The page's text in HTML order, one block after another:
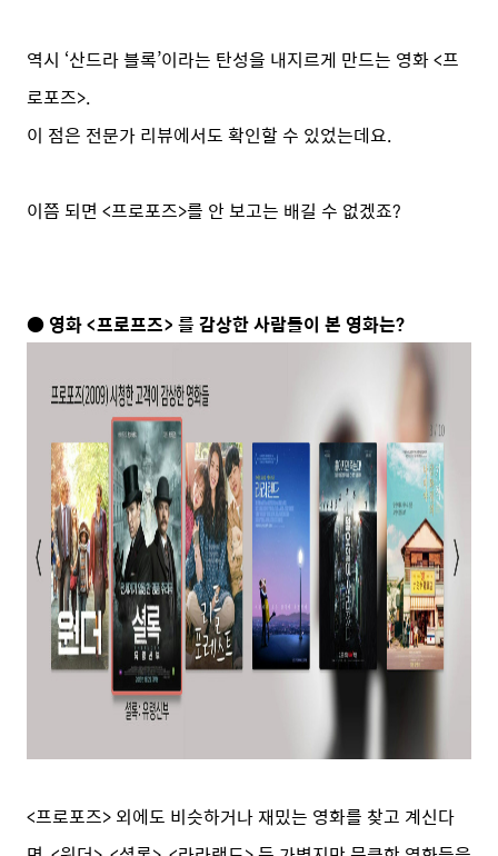
역시 ‘산드라 블록’이라는 탄성을 내지르게 만드는 영화 <프
로포즈>.
이 점은 전문가 리뷰에서도 확인할 수 있었는데요.
이쯤 되면 <프로포즈>를 안 보고는 배길 수 없겠죠?
● 영화 <프로프즈> 를 감상한 사람들이 본 영화는?
<프로포즈> 외에도 비슷하거나 재밌는 영화를 찾고 계신다